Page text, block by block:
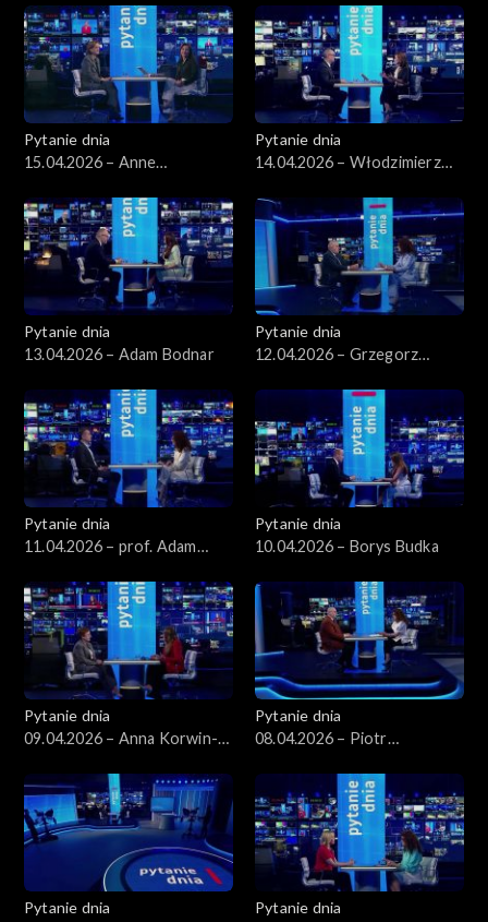
Pytanie dnia
15.04.2026 – Anne
Pytanie dnia
14.04.2026 – Włodzimierz
Pytanie dnia
13.04.2026 – Adam Bodnar
Pytanie dnia
12.04.2026 – Grzegorz
Pytanie dnia
11.04.2026 – prof. Adam
Pytanie dnia
10.04.2026 – Borys Budka
Pytanie dnia
09.04.2026 – Anna Korwin-
Pytanie dnia
08.04.2026 – Piotr
Pytanie dnia
Pytanie dnia